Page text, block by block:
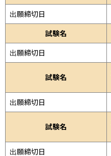
出願締切日
試験名
出願締切日
試験名
出願締切日
試験名
出願締切日